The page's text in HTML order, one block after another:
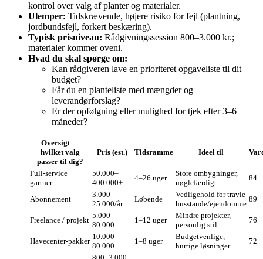
kontrol over valg af planter og materialer.
Ulemper: Tidskrævende, højere risiko for fejl (plantning,
jordbundsfejl, forkert beskæring).
Typisk prisniveau: Rådgivningssession 800–3.000 kr.;
materialer kommer oveni.
Hvad du skal spørge om:
Kan rådgiveren lave en prioriteret opgaveliste til dit
budget?
Får du en planteliste med mængder og
leverandørforslag?
Er der opfølgning eller mulighed for tjek efter 3–6
måneder?
Oversigt —
hvilket valg
passer til dig?
Pris (est.) Tidsramme Ideel til
Full‑service
gartner
50.000–
400.000+
4–26 uger
Store ombygninger,
nøglefærdigt
84
Abonnement
3.000–
25.000/år
Løbende
Vedligehold for travle
husstande/ejendomme
89
Freelance / projekt
5.000–
80.000
1–12 uger
Mindre projekter,
personlig stil
76
Havecenter‑pakker
10.000–
80.000
1–8 uger
Budgetvenlige,
hurtige løsninger
72